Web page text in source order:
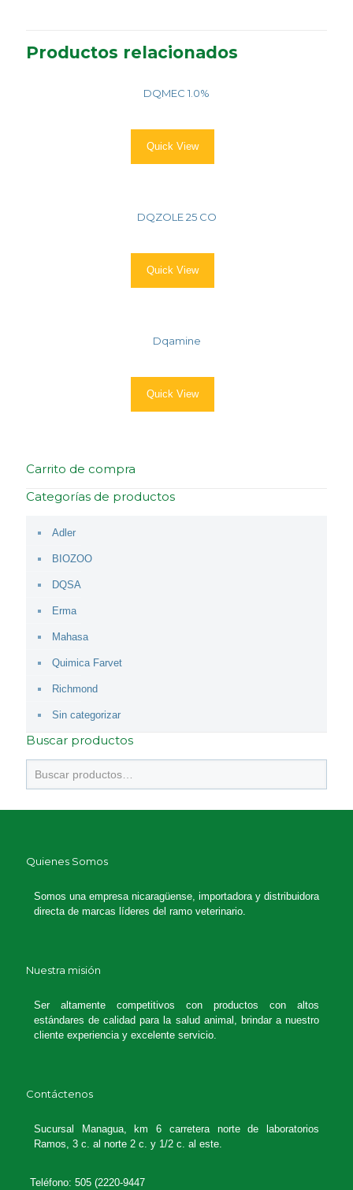
Productos relacionados
DQMEC 1.0%
Quick View
DQZOLE 25 CO
Quick View
Dqamine
Quick View
Carrito de compra
Categorías de productos
Adler
BIOZOO
DQSA
Erma
Mahasa
Quimica Farvet
Richmond
Sin categorizar
Buscar productos
Quienes Somos
Somos una empresa nicaragüense, importadora y distribuidora
directa de marcas líderes del ramo veterinario.
Nuestra misión
Ser altamente competitivos con productos con altos
estándares de calidad para la salud animal, brindar a nuestro
cliente experiencia y excelente servicio.
Contáctenos
Sucursal Managua, km 6 carretera norte de laboratorios
Ramos, 3 c. al norte 2 c. y 1/2 c. al este.
Teléfono: 505 (2220-9447